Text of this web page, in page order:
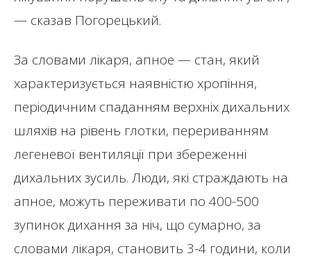
— сказав Погорецький.
За словами лікаря, апное — стан, який
характеризується наявністю хропіння,
періодичним спаданням верхніх дихальних
шляхів на рівень глотки, перериванням
легеневої вентиляції при збереженні
дихальних зусиль. Люди, які страждають на
апное, можуть переживати по 400-500
зупинок дихання за ніч, що сумарно, за
словами лікаря, становить 3-4 години, коли